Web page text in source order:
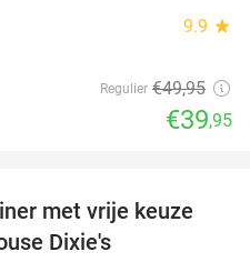
9.9 star
Regulier €49,95
€39,95
15%
met vrije keuze
Dixie's